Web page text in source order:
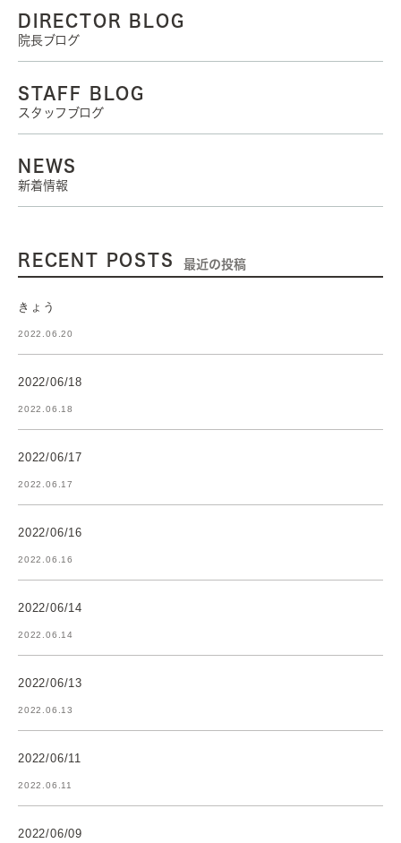
DIRECTOR BLOG
院長ブログ
STAFF BLOG
スタッフブログ
NEWS
新着情報
RECENT POSTS 最近の投稿
きょう
2022.06.20
2022/06/18
2022.06.18
2022/06/17
2022.06.17
2022/06/16
2022.06.16
2022/06/14
2022.06.14
2022/06/13
2022.06.13
2022/06/11
2022.06.11
2022/06/09